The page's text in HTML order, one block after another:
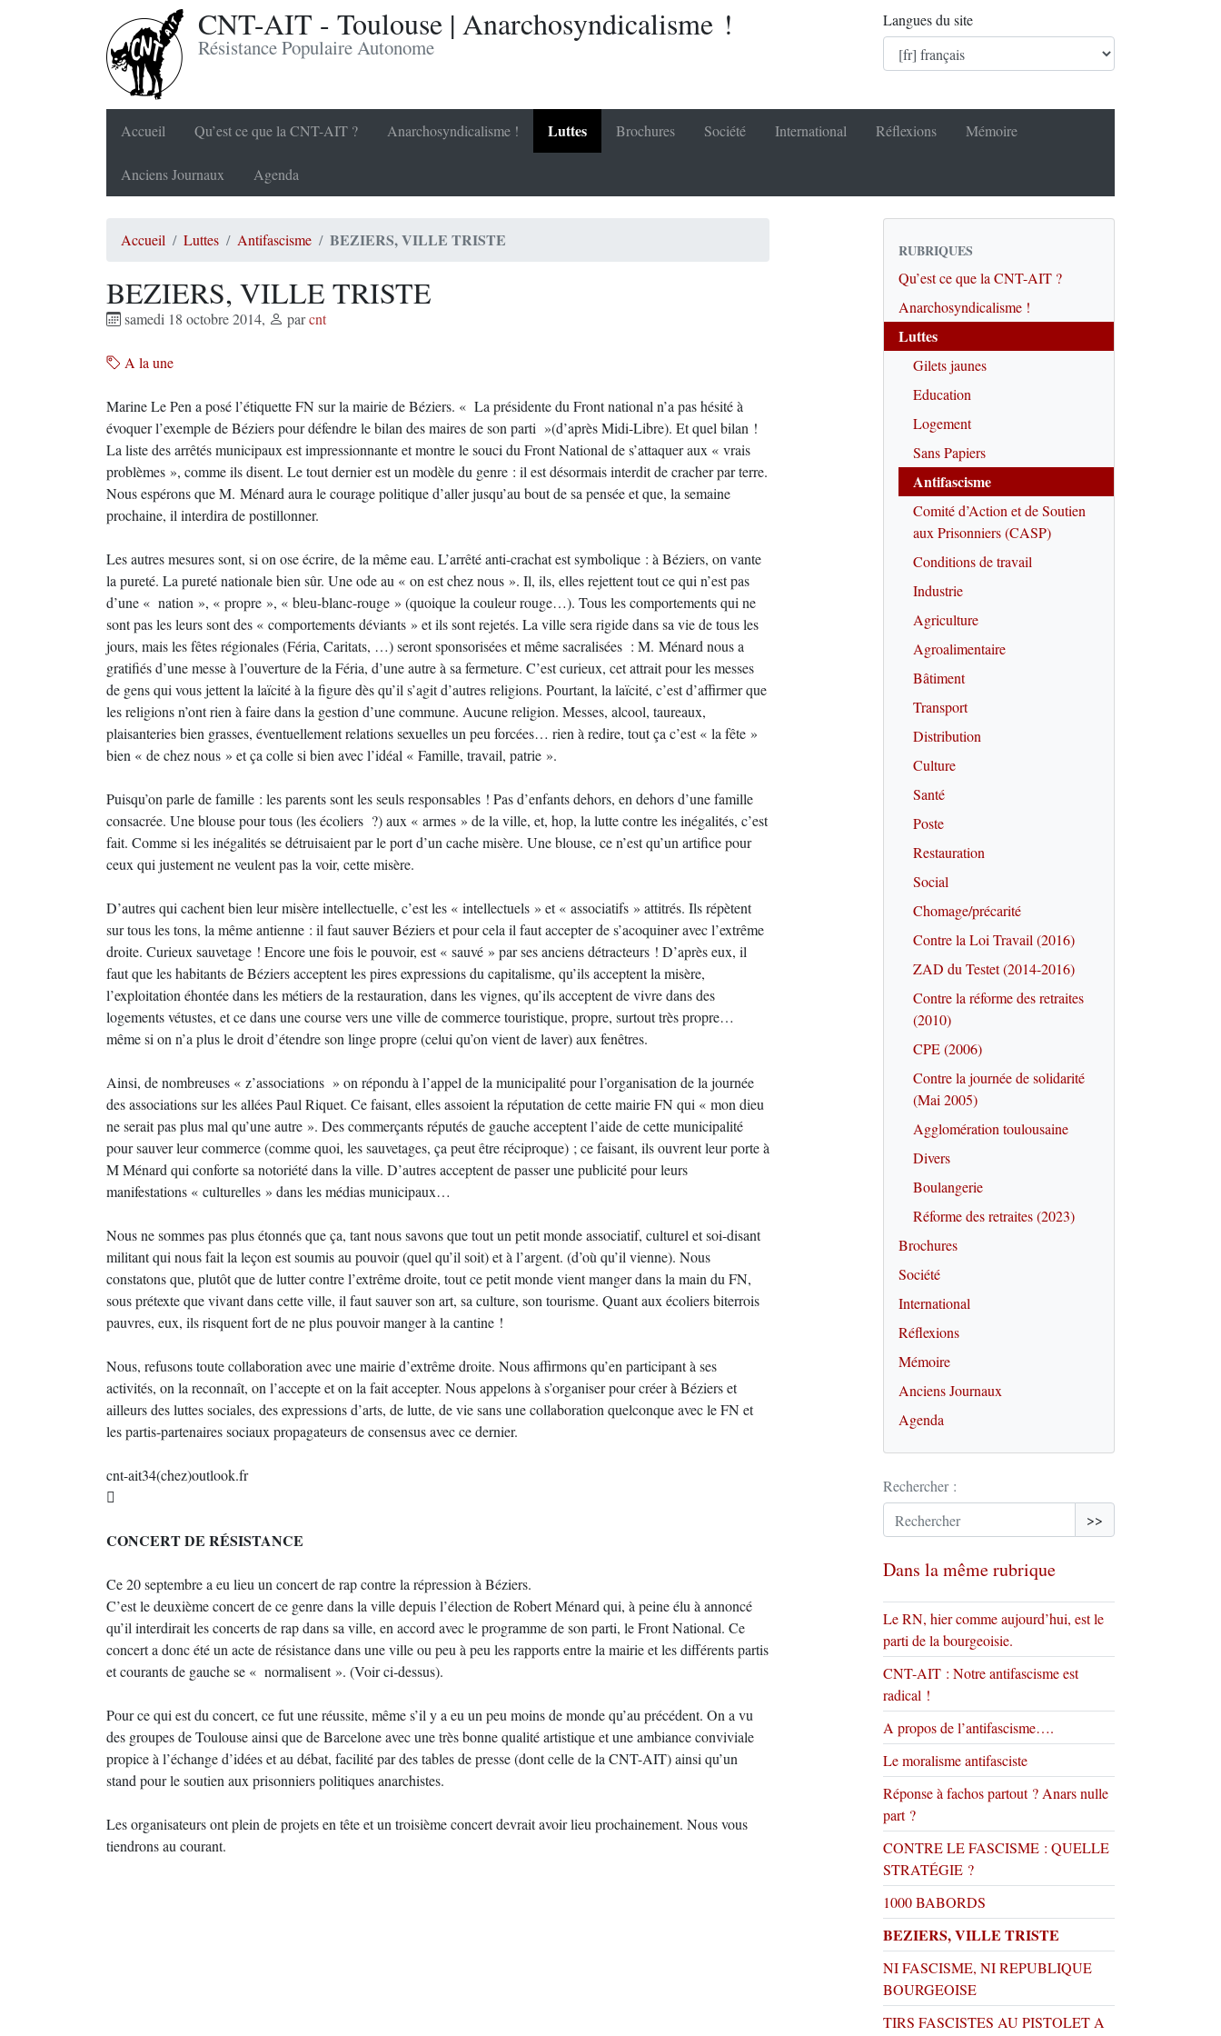
CNT-AIT - Toulouse | Anarchosyndicalisme !
Résistance Populaire Autonome
Langues du site
Accueil Qu’est ce que la CNT-AIT ? Anarchosyndicalisme ! Luttes Brochures Société International Réflexions Mémoire
Anciens Journaux Agenda
Accueil Luttes Antifascisme BEZIERS, VILLE TRISTE
BEZIERS, VILLE TRISTE
samedi 18 octobre 2014, parcnt
A la une
Marine Le Pen a posé l’étiquette FN sur la mairie de Béziers. « La présidente du Front national n’a pas hésité à
évoquer l’exemple de Béziers pour défendre le bilan des maires de son parti »(d’après Midi-Libre). Et quel bilan !
La liste des arrêtés municipaux est impressionnante et montre le souci du Front National de s’attaquer aux « vrais
problèmes », comme ils disent. Le tout dernier est un modèle du genre : il est désormais interdit de cracher par terre.
Nous espérons que M. Ménard aura le courage politique d’aller jusqu’au bout de sa pensée et que, la semaine
prochaine, il interdira de postillonner.
Les autres mesures sont, si on ose écrire, de la même eau. L’arrêté anti-crachat est symbolique : à Béziers, on vante
la pureté. La pureté nationale bien sûr. Une ode au « on est chez nous ». Il, ils, elles rejettent tout ce qui n’est pas
d’une « nation », « propre », « bleu-blanc-rouge » (quoique la couleur rouge…). Tous les comportements qui ne
sont pas les leurs sont des « comportements déviants » et ils sont rejetés. La ville sera rigide dans sa vie de tous les
jours, mais les fêtes régionales (Féria, Caritats, …) seront sponsorisées et même sacralisées : M. Ménard nous a
gratifiés d’une messe à l’ouverture de la Féria, d’une autre à sa fermeture. C’est curieux, cet attrait pour les messes
de gens qui vous jettent la laïcité à la figure dès qu’il s’agit d’autres religions. Pourtant, la laïcité, c’est d’affirmer que
les religions n’ont rien à faire dans la gestion d’une commune. Aucune religion. Messes, alcool, taureaux,
plaisanteries bien grasses, éventuellement relations sexuelles un peu forcées… rien à redire, tout ça c’est « la fête »
bien « de chez nous » et ça colle si bien avec l’idéal « Famille, travail, patrie ».
Puisqu’on parle de famille : les parents sont les seuls responsables ! Pas d’enfants dehors, en dehors d’une famille
consacrée. Une blouse pour tous (les écoliers ?) aux « armes » de la ville, et, hop, la lutte contre les inégalités, c’est
fait. Comme si les inégalités se détruisaient par le port d’un cache misère. Une blouse, ce n’est qu’un artifice pour
ceux qui justement ne veulent pas la voir, cette misère.
D’autres qui cachent bien leur misère intellectuelle, c’est les « intellectuels » et « associatifs » attitrés. Ils répètent
sur tous les tons, la même antienne : il faut sauver Béziers et pour cela il faut accepter de s’acoquiner avec l’extrême
droite. Curieux sauvetage ! Encore une fois le pouvoir, est « sauvé » par ses anciens détracteurs ! D’après eux, il
faut que les habitants de Béziers acceptent les pires expressions du capitalisme, qu’ils acceptent la misère,
l’exploitation éhontée dans les métiers de la restauration, dans les vignes, qu’ils acceptent de vivre dans des
logements vétustes, et ce dans une course vers une ville de commerce touristique, propre, surtout très propre…
même si on n’a plus le droit d’étendre son linge propre (celui qu’on vient de laver) aux fenêtres.
Ainsi, de nombreuses « z’associations » on répondu à l’appel de la municipalité pour l’organisation de la journée
des associations sur les allées Paul Riquet. Ce faisant, elles assoient la réputation de cette mairie FN qui « mon dieu
ne serait pas plus mal qu’une autre ». Des commerçants réputés de gauche acceptent l’aide de cette municipalité
pour sauver leur commerce (comme quoi, les sauvetages, ça peut être réciproque) ; ce faisant, ils ouvrent leur porte à
M Ménard qui conforte sa notoriété dans la ville. D’autres acceptent de passer une publicité pour leurs
manifestations « culturelles » dans les médias municipaux…
Nous ne sommes pas plus étonnés que ça, tant nous savons que tout un petit monde associatif, culturel et soi-disant
militant qui nous fait la leçon est soumis au pouvoir (quel qu’il soit) et à l’argent. (d’où qu’il vienne). Nous
constatons que, plutôt que de lutter contre l’extrême droite, tout ce petit monde vient manger dans la main du FN,
sous prétexte que vivant dans cette ville, il faut sauver son art, sa culture, son tourisme. Quant aux écoliers biterrois
pauvres, eux, ils risquent fort de ne plus pouvoir manger à la cantine !
Nous, refusons toute collaboration avec une mairie d’extrême droite. Nous affirmons qu’en participant à ses
activités, on la reconnaît, on l’accepte et on la fait accepter. Nous appelons à s’organiser pour créer à Béziers et
ailleurs des luttes sociales, des expressions d’arts, de lutte, de vie sans une collaboration quelconque avec le FN et
les partis-partenaires sociaux propagateurs de consensus avec ce dernier.
cnt-ait34(chez)outlook.fr

CONCERT DE RÉSISTANCE
Ce 20 septembre a eu lieu un concert de rap contre la répression à Béziers.
C’est le deuxième concert de ce genre dans la ville depuis l’élection de Robert Ménard qui, à peine élu à annoncé
qu’il interdirait les concerts de rap dans sa ville, en accord avec le programme de son parti, le Front National. Ce
concert a donc été un acte de résistance dans une ville ou peu à peu les rapports entre la mairie et les différents partis
et courants de gauche se « normalisent ». (Voir ci-dessus).
Pour ce qui est du concert, ce fut une réussite, même s’il y a eu un peu moins de monde qu’au précédent. On a vu
des groupes de Toulouse ainsi que de Barcelone avec une très bonne qualité artistique et une ambiance conviviale
propice à l’échange d’idées et au débat, facilité par des tables de presse (dont celle de la CNT-AIT) ainsi qu’un
stand pour le soutien aux prisonniers politiques anarchistes.
Les organisateurs ont plein de projets en tête et un troisième concert devrait avoir lieu prochainement. Nous vous
tiendrons au courant.
RUBRIQUES
Qu’est ce que la CNT-AIT ?
Anarchosyndicalisme !
Luttes
Gilets jaunes
Education
Logement
Sans Papiers
Antifascisme
Comité d’Action et de Soutien
aux Prisonniers (CASP)
Conditions de travail
Industrie
Agriculture
Agroalimentaire
Bâtiment
Transport
Distribution
Culture
Santé
Poste
Restauration
Social
Chomage/précarité
Contre la Loi Travail (2016)
ZAD du Testet (2014-2016)
Contre la réforme des retraites
(2010)
CPE (2006)
Contre la journée de solidarité
(Mai 2005)
Agglomération toulousaine
Divers
Boulangerie
Réforme des retraites (2023)
Brochures
Société
International
Réflexions
Mémoire
Anciens Journaux
Agenda
Rechercher :
>>
Dans la même rubrique
Le RN, hier comme aujourd’hui, est le
parti de la bourgeoisie.
CNT-AIT : Notre antifascisme est
radical !
A propos de l’antifascisme….
Le moralisme antifasciste
Réponse à fachos partout ? Anars nulle
part ?
CONTRE LE FASCISME : QUELLE
STRATÉGIE ?
1000 BABORDS
BEZIERS, VILLE TRISTE
NI FASCISME, NI REPUBLIQUE
BOURGEOISE
TIRS FASCISTES AU PISTOLET A